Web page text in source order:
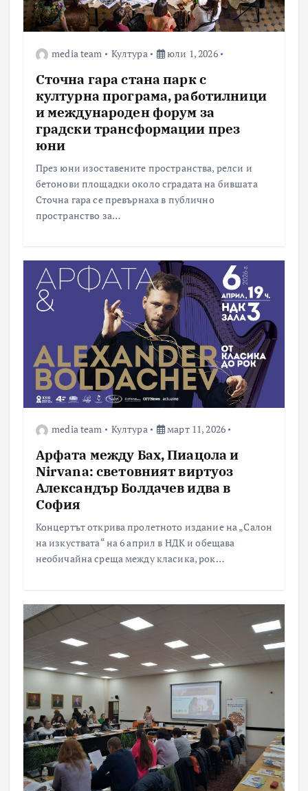
media team Култура юли 1, 2026
Сточна гара стана парк с
културна програма, работилници
и международен форум за
градски трансформации през
юни
През юни изоставените пространства, релси и
бетонови площадки около сградата на бившата
Сточна гара се превърнаха в публично
пространство за…
media team Култура март 11, 2026
Арфата между Бах, Пиацола и
Nirvana: световният виртуоз
Александър Болдачев идва в
София
Концертът открива пролетното издание на „Салон
на изкуствата“ на 6 април в НДК и обещава
необичайна среща между класика, рок…